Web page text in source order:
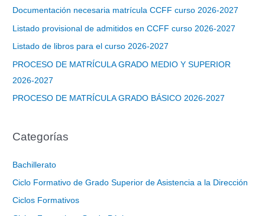
a
r
:
Documentación necesaria matrícula CCFF curso 2026-2027
Listado provisional de admitidos en CCFF curso 2026-2027
Listado de libros para el curso 2026-2027
PROCESO DE MATRÍCULA GRADO MEDIO Y SUPERIOR
2026-2027
PROCESO DE MATRÍCULA GRADO BÁSICO 2026-2027
Categorías
Bachillerato
Ciclo Formativo de Grado Superior de Asistencia a la Dirección
Ciclos Formativos